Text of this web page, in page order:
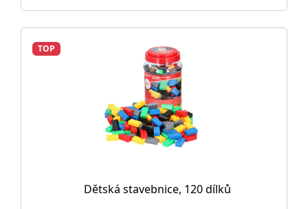
TOP
Dětská stavebnice, 120 dílků